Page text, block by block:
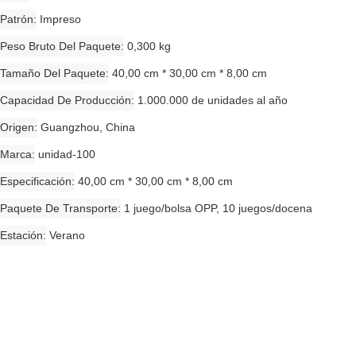
Patrón Impreso
Peso Bruto Del Paquete 0,300 kg
Tamaño Del Paquete 40,00 cm * 30,00 cm * 8,00 cm
Capacidad De Producción 1.000.000 de unidades al año
Origen Guangzhou, China
Marca unidad-100
Especificación 40,00 cm * 30,00 cm * 8,00 cm
Paquete De Transporte 1 juego/bolsa OPP, 10 juegos/docena
Estación Verano